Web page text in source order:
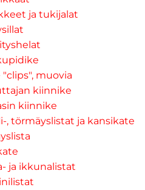
ja tukijalat
"clips", muovia
kiinnike
kiinnike
, törmäyslistat ja kansikate
ja ikkunalistat